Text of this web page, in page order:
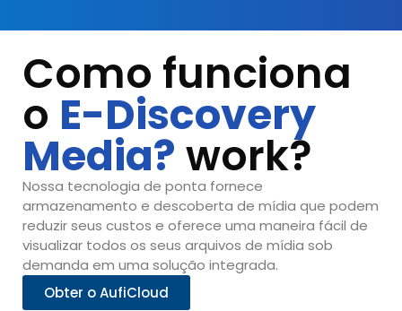
Como funciona
o E-Discovery
Media? work?
Nossa tecnologia de ponta fornece
armazenamento e descoberta de mídia que podem
reduzir seus custos e oferece uma maneira fácil de
visualizar todos os seus arquivos de mídia sob
demanda em uma solução integrada.
Obter o AufiCloud